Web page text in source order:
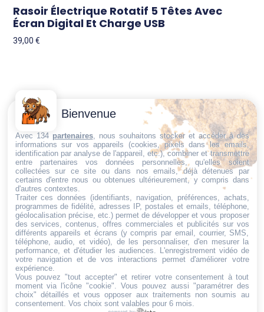
Rasoir Électrique Rotatif 5 Têtes Avec
Écran Digital Et Charge USB
39,00€
Trouvez ce qu'il vous faut,
au bon endroit
Conditions
générales
de vente
Politique de
cookies
Politique de
confidentialité
Mentions
légales
Conditions de
retour et de
remboursement
Droit de
rétractation
Contactez-
Nous
Email:
dt@sasbms.fr
Bienvenue
Avec 134 partenaires, nous souhaitons stocker et accéder à des
informations sur vos appareils (cookies, pixels dans les emails,
identification par analyse de l'appareil, etc.), combiner et transmettre
entre partenaires vos données personnelles, qu'elles soient
collectées sur ce site ou dans nos emails, déjà détenues par
certains d'entre nous ou obtenues ultérieurement, y compris dans
d'autres contextes.
Traiter ces données (identifiants, navigation, préférences, achats,
programmes de fidélité, adresses IP, postales et emails, téléphone,
géolocalisation précise, etc.) permet de développer et vous proposer
des services, contenus, offres commerciales et publicités sur vos
différents appareils et écrans (y compris par email, courrier, SMS,
téléphone, audio, et vidéo), de les personnaliser, d'en mesurer la
performance, et d'étudier les audiences. L'enregistrement vidéo de
votre navigation et de vos interactions permet d'améliorer votre
expérience.
Vous pouvez "tout accepter" et retirer votre consentement à tout
moment via l'icône "cookie" . Vous pouvez aussi "paramétrer des
choix" détaillés et vous opposer aux traitements non soumis au
consentement. Vos choix sont valables pour 6 mois.